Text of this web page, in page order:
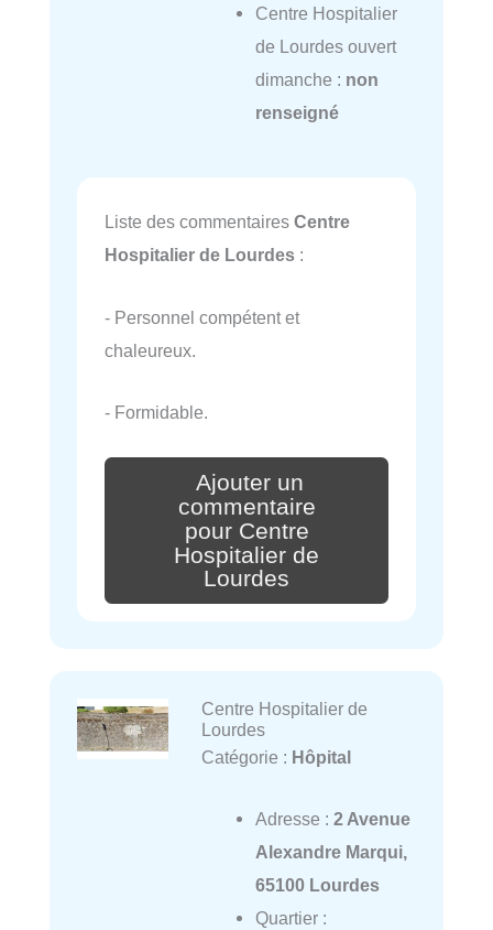
Centre Hospitalier
de Lourdes ouvert
dimanche : non
renseigné
Liste des commentaires Centre
Hospitalier de Lourdes :
- Personnel compétent et
chaleureux.
- Formidable.
Ajouter un
commentaire
pour Centre
Hospitalier de
Lourdes
Centre Hospitalier de
Lourdes
Catégorie : Hôpital
Adresse : 2 Avenue
Alexandre Marqui,
65100 Lourdes
Quartier :